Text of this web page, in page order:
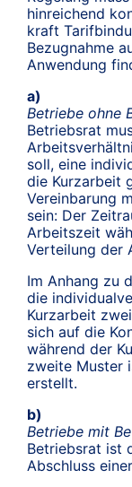
hinreichend
kraft
Bezugnahme
Anwendung
a)
Betriebe ohne
Betriebsrat
soll, eine
die Kurzarbeit
Vereinbarung
sein: Der
Arbeitszeit
Verteilung der
Im Anhang zu
die
Kurzarbeit
sich auf die
während der
zweite Muster
erstellt.
b)
Betriebe mit
Betriebsrat ist
Abschluss